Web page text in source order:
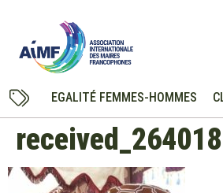
EGALITÉ FEMMES-HOMMES